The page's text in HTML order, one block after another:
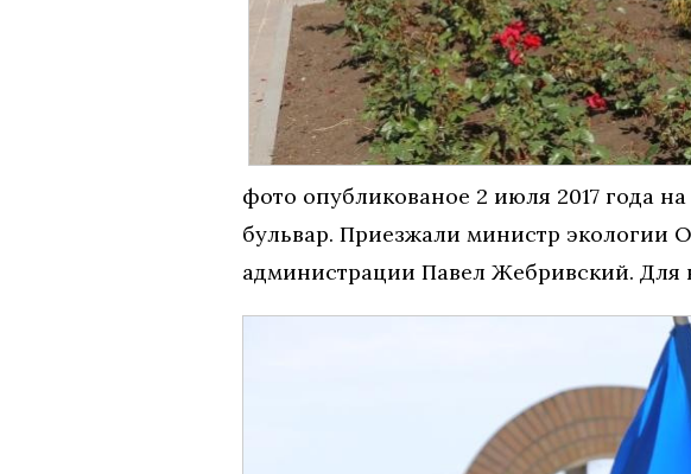
фото опубликованое 2 июля 2017 года
бульвар. Приезжали министр экологии
администрации Павел Жебривский. Для